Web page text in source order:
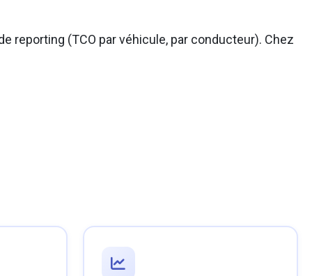
(TCO par véhicule, par conducteur). Chez